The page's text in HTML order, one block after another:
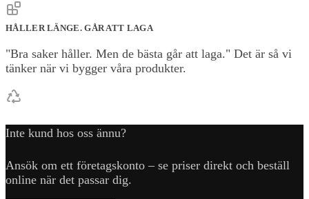
HÅLLER LÄNGE. GÅR ATT LAGA
"Bra saker håller. Men de bästa går att laga." Det är så vi
tänker när vi bygger våra produkter.
Inte kund hos oss ännu?
Ansök om ett företagskonto – se priser direkt och beställ
online när det passar dig.